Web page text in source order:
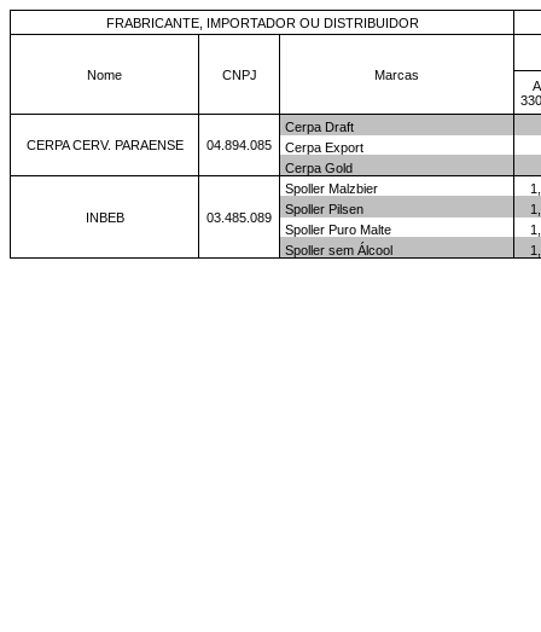
FRABRICANTE, IMPORTADOR OU DISTRIBUIDOR
Nome CNPJ Marcas
CERPA CERV. PARAENSE 04.894.085
Cerpa Draft
Cerpa Export
Cerpa Gold
INBEB 03.485.089
Spoller Malzbier
Spoller Pilsen
Spoller Puro Malte
Spoller sem Álcool